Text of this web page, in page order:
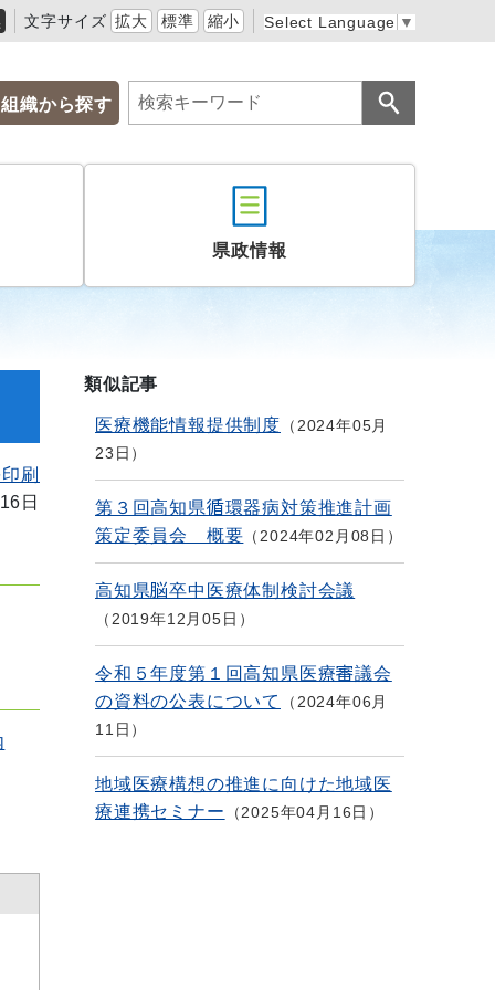
文字サイズ 拡大 標準 縮小 Select Language ▼
組織から探す
県政情報
刷
日
類似記事
医療機能情報提供制度
2024年05月
23日
第３回高知県循環器病対策推進計画
策定委員会 概要
2024年02月08日
高知県脳卒中医療体制検討会議
2019年12月05日
令和５年度第１回高知県医療審議会
の資料の公表について
2024年06月
11日
地域医療構想の推進に向けた地域医
療連携セミナー
2025年04月16日